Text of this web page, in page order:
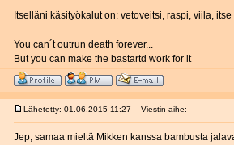
Itselläni käsityökalut on: vetoveitsi, raspi, viila,
You can´t outrun death forever...
But you can make the bastartd work for it
Lähetetty: 01.06.2015 11:27 Viestin aihe:
Jep, samaa mieltä Mikken kanssa bambusta